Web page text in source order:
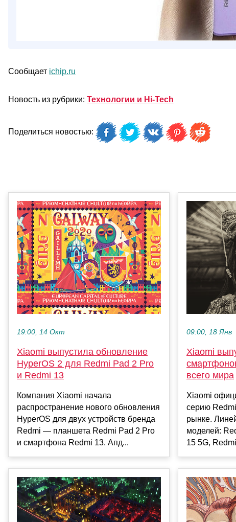
Сообщает ichip.ru
Новость из рубрики: Технологии и Hi-Tech
Поделиться новостью:
19:00, 14 Окт
Xiaomi выпустила обновление
HyperOS 2 для Redmi Pad 2 Pro
и Redmi 13
Компания Xiaomi начала
распространение нового обновления
HyperOS для двух устройств бренда
Redmi — планшета Redmi Pad 2 Pro
и смартфона Redmi 13. Апд...
09:00, 18 Янв
Xiaomi
всего мира
Xiaomi
серию
рынке.
моделей:
15 5G,